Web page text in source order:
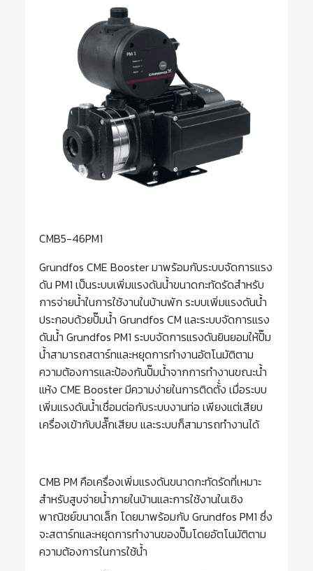
CMB5-46PM1
Grundfos CME Booster มาพร้อมกับระบบจัดการแรง
ดัน PM1 เป็นระบบเพิ่มแรงดันน้ำขนาดกะทัดรัดสำหรับ
การจ่ายน้ำในการใช้งานในบ้านพัก ระบบเพิ่มแรงดันน้ำ
ประกอบด้วยปั๊มน้ำ Grundfos CM และระบบจัดการแรง
ดันน้ำ Grundfos PM1 ระบบจัดการแรงดันยินยอมให้ปั๊ม
น้ำสามารถสตาร์ทและหยุดการทำงานอัตโนมัติตาม
ความต้องการและป้องกันปั๊มน้ำจากการทำงานขณะน้ำ
แห้ง CME Booster มีความง่ายในการติดตั้่ง เมื่อระบบ
เพิ่มแรงดันน้ำเชื่อมต่อกับระบบงานท่อ เพียงแต่เสียบ
เครื่องเข้ากับปลั๊กเสียบ และระบบก็สามารถทำงานได้
CMB PM คือเครื่องเพิ่มแรงดันขนาดกะทัดรัดที่เหมาะ
สำหรับสูบจ่ายน้ำภายในบ้านและการใช้งานในเชิง
พาณิชย์ขนาดเล็ก โดยมาพร้อมกับ Grundfos PM1 ซึ่ง
จะสตาร์ทและหยุดการทำงานของปั๊มโดยอัตโนมัติตาม
ความต้องการในการใช้น้ำ